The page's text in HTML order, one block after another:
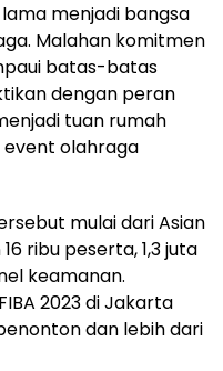
menjadi bangsa
Malahan komitmen
batas-batas
dengan peran
tuan rumah
olahraga
mulai dari Asian
ribu peserta, 1,3 juta
keamanan.
​​2023 di Jakarta
dan lebih dari